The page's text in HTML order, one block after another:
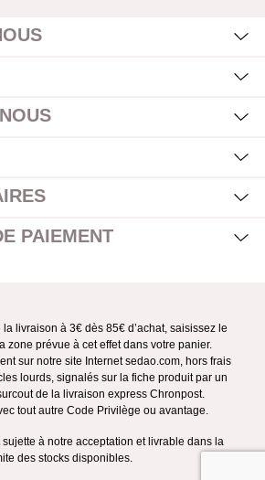
PAIEMENT
livraison à 3€ dès 85€ d’achat, saisissez le
zone prévue à cet effet dans votre panier.
sur notre site Internet sedao.com, hors frais
lourds, signalés sur la fiche produit par un
de la livraison express Chronpost.
tout autre Code Privilège ou avantage.
à notre acceptation et livrable dans la
des stocks disponibles.